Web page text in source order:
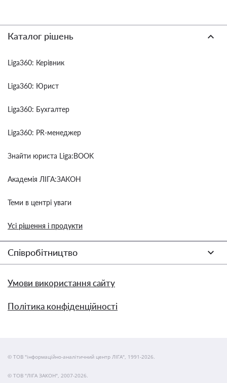
Каталог рішень
Liga360: Керівник
Liga360: Юрист
Liga360: Бухгалтер
Liga360: PR-менеджер
Знайти юриста Liga:BOOK
Академія ЛІГА:ЗАКОН
Теми в центрі уваги
Усі рішення і продукти
Співробітництво
Умови використання сайту
Політика конфіденційності
© ТОВ "інформаційно-аналітичний центр ЛІГА", 1991-2026.
© ТОВ "ЛІГА ЗАКОН", 2007-2026.